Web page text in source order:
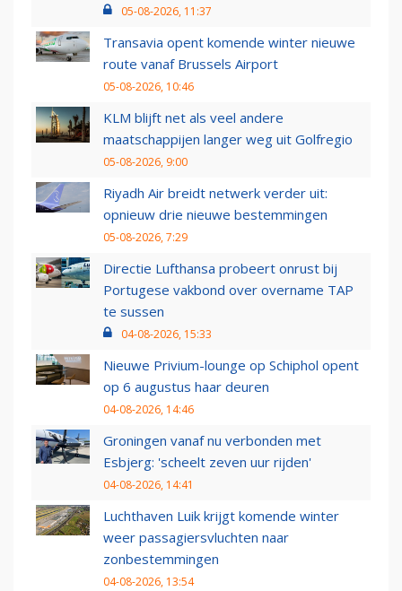
05-08-2026, 11:37
Transavia opent komende winter nieuwe
route vanaf Brussels Airport
05-08-2026, 10:46
KLM blijft net als veel andere
maatschappijen langer weg uit Golfregio
05-08-2026, 9:00
Riyadh Air breidt netwerk verder uit:
opnieuw drie nieuwe bestemmingen
05-08-2026, 7:29
Directie Lufthansa probeert onrust bij
Portugese vakbond over overname TAP
te sussen
04-08-2026, 15:33
Nieuwe Privium-lounge op Schiphol opent
op 6 augustus haar deuren
04-08-2026, 14:46
Groningen vanaf nu verbonden met
Esbjerg: 'scheelt zeven uur rijden'
04-08-2026, 14:41
Luchthaven Luik krijgt komende winter
weer passagiersvluchten naar
zonbestemmingen
04-08-2026, 13:54